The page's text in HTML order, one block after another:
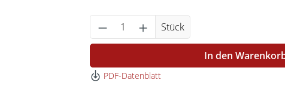
Produkt Anzahl: Gib den
Stück
In den
PDF-Datenblatt